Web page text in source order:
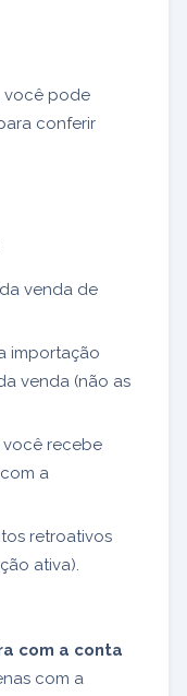
você pode
conferir
venda de
importação
venda (não as
você recebe
a
retroativos
ativa).
com a conta
com a